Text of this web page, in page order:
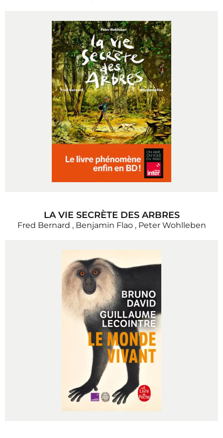
LA VIE SECRÈTE DES ARBRES
Fred Bernard , Benjamin Flao, Peter Wohlleben